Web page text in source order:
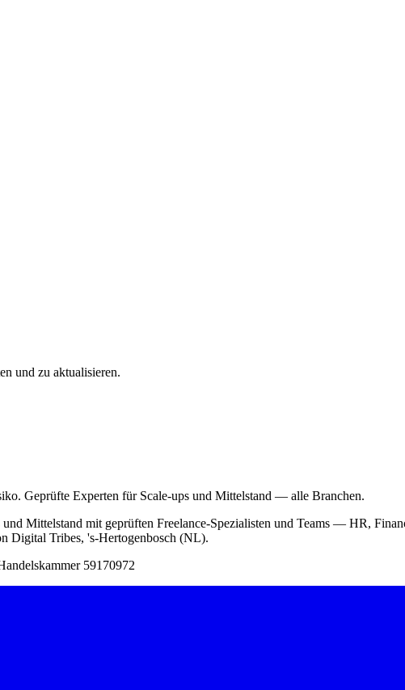
und zu aktualisieren.
Geprüfte Experten für Scale-ups und Mittelstand — alle Branchen.
und Mittelstand mit geprüften Freelance-Spezialisten und Teams — HR,
Digital Tribes, 's-Hertogenbosch (NL).
59170972